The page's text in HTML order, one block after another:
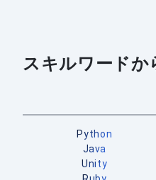
スキルワードか
Python
Java
Unity